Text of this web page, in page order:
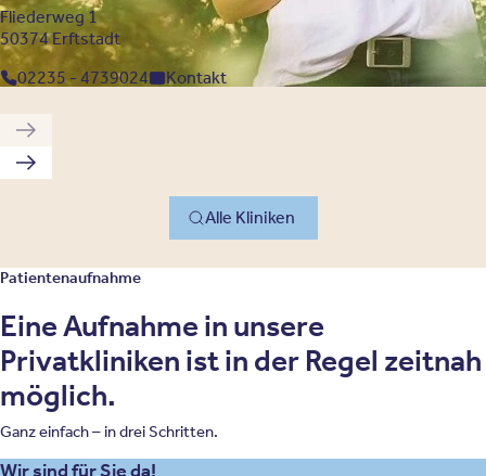
Fliederweg 1
50374 Erftstadt
02235 - 4739024
Kontakt
Vorherige Klinik
Nächste Klinik
Alle Kliniken
Patientenaufnahme
Eine Aufnahme in unsere
Privatkliniken ist in der Regel zeitnah
möglich.
Ganz einfach – in drei Schritten.
Wir sind für Sie da!